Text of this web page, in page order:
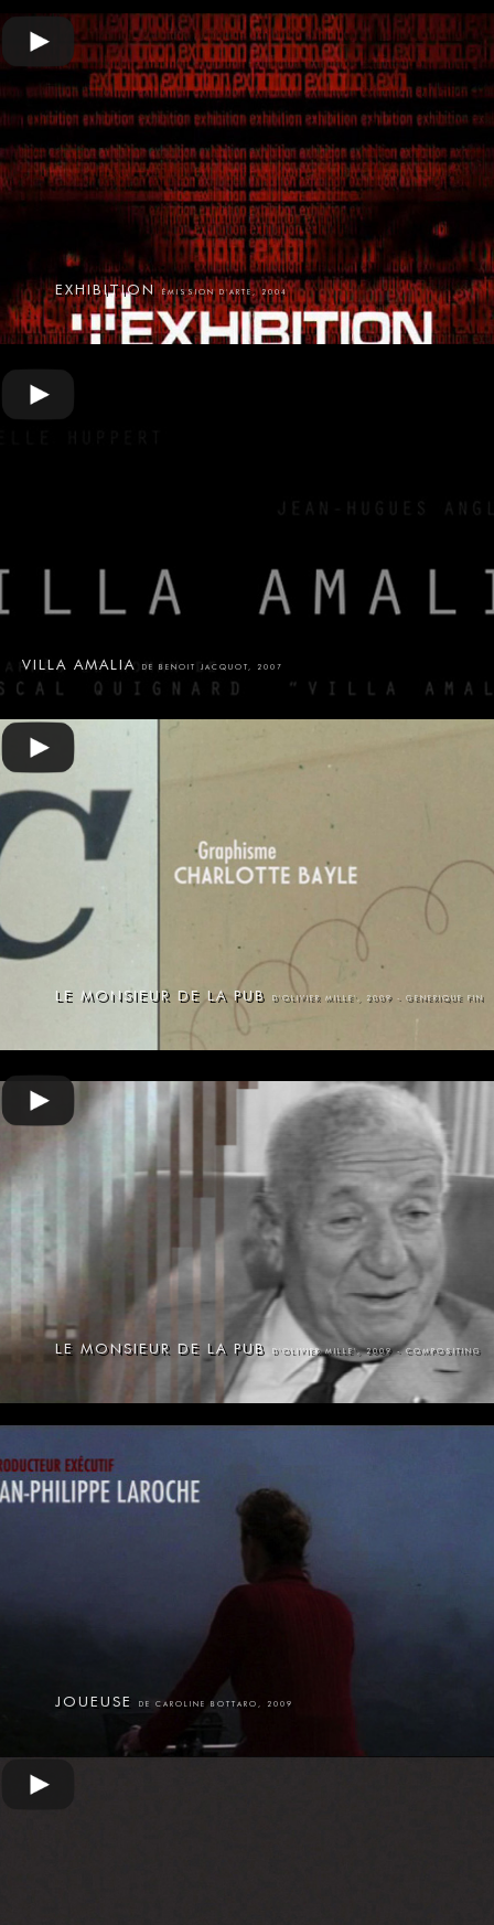
EXHIBITIONÉMISSION D'ARTE, 2004
VILLA AMALIA DE BENOIT JACQUOT, 2007
LE MONSIEUR DE LA PUB D'OLIVIER MILLE', 2009 - GENERIQUE FIN
LE MONSIEUR DE LA PUB D'OLIVIER MILLE', 2009 - COMPOSITING
JOUEUSE DE CAROLINE BOTTARO, 2009